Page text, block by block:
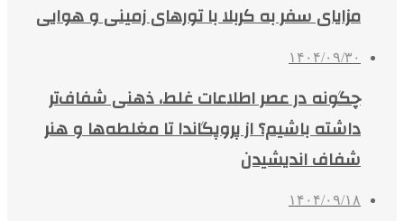
مزایای سفر به کربلا با تورهای زمینی و هوایی
۱۴۰۴/۰۹/۳۰
چگونه در عصر اطلاعات غلط، ذهنی شفاف‌تر
داشته باشیم؟ از پروپگاندا تا مغلطه‌ها و هنر
شفاف اندیشیدن
۱۴۰۴/۰۹/۱۸